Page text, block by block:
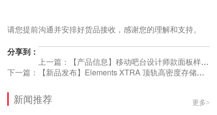
请您提前沟通并安排好货品接收，感谢您的理解和支持。
分享到：
上一篇：【产品信息】移动吧台设计师款面板样式停产通告
下一篇：【新品发布】Elements XTRA 顶轨高密度存储系统
新闻推荐 更多 >